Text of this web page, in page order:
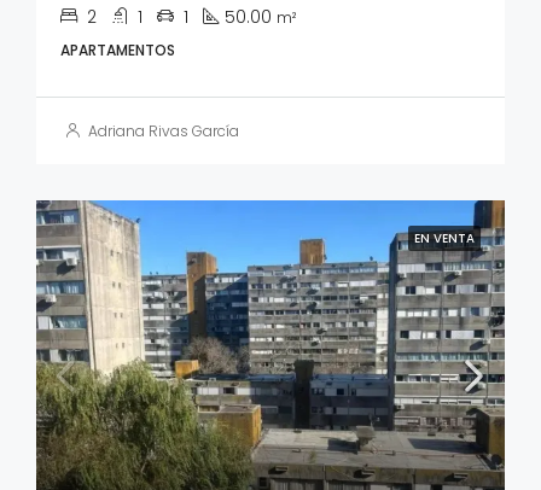
2 1 1 50.00 m²
APARTAMENTOS
Adriana Rivas García
EN VENTA